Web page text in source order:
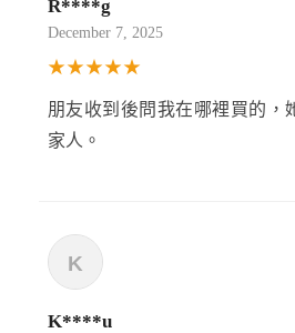
R****g
December 7, 2025
★★★★★
朋友收到後問我在哪裡買的，
家人。
K****u